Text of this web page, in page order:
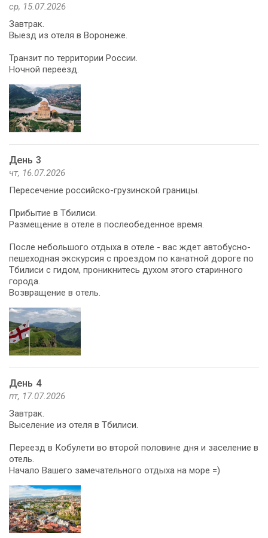
ср, 15.07.2026
Завтрак.
Выезд из отеля в Воронеже.
Транзит по территории России.
Ночной переезд.
День 3
чт, 16.07.2026
Пересечение российско-грузинской границы.
Прибытие в Тбилиси.
Размещение в отеле в послеобеденное время.
После небольшого отдыха в отеле - вас ждет автобусно-
пешеходная экскурсия с проездом по канатной дороге по
Тбилиси с гидом, проникнитесь духом этого старинного
города.
Возвращение в отель.
День 4
пт, 17.07.2026
Завтрак.
Выселение из отеля в Тбилиси.
Переезд в Кобулети во второй половине дня и заселение в
отель.
Начало Вашего замечательного отдыха на море =)